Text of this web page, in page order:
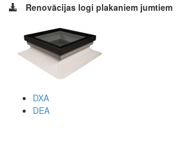
Renovācijas logi plakaniem jumtiem
DXA
DEA